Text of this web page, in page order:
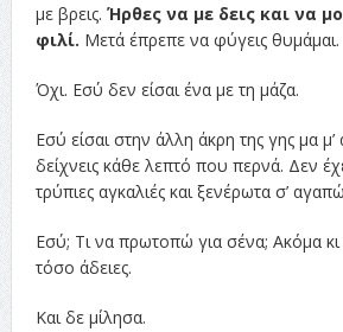
με βρεις. Ήρθες να με δεις και να
φιλί. Μετά έπρεπε να φύγεις θυμάμαι.
Όχι. Εσύ δεν είσαι ένα με τη μάζα.
Εσύ είσαι στην άλλη άκρη της γης μα
δείχνεις κάθε λεπτό που περνά. Δεν
τρύπιες αγκαλιές και ξενέρωτα σ’
Eσύ; Τι να πρωτοπώ για σένα; Ακόμα κι
τόσο άδειες.
Και δε μίλησα.